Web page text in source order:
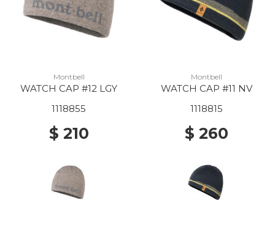
Montbell
WATCH CAP #12 LGY
1118855
$ 210
Montbell
WATCH CAP #11 NV
1118815
$ 260